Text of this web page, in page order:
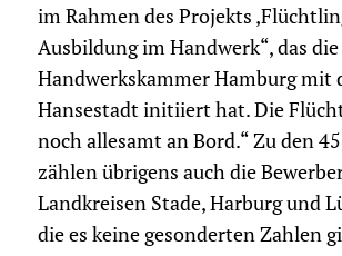
im Rahmen des Projekts
Ausbildung im Handwerk“, das die
Handwerkskammer Hamburg mit
Hansestadt initiiert hat. Die
noch allesamt an Bord.“ Zu den
zählen übrigens auch die
Landkreisen Stade, Harburg und
die es keine gesonderten Zahlen